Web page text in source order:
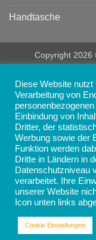
Handtasche
Copyright 2026
Diese Website
Verarbeitung von
Einbindung von
Dritter, der
Werbung sowie der
Funktion werden
Dritte in Ländern in
Datenschutzniveau
verarbeitet. Ihre
unserer Website
Icon unten links
Cookie Einstellungen